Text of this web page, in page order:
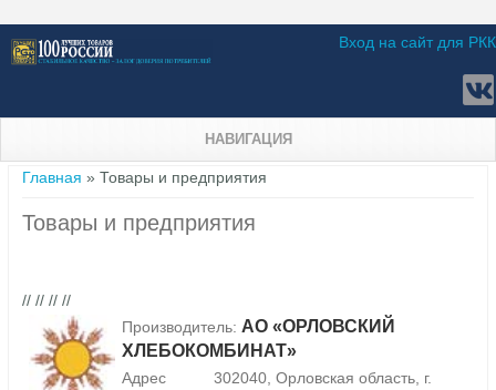
Вход на сайт для РКК
НАВИГАЦИЯ
Вы здесь
Главная » Товары и предприятия
Товары и предприятия
// // // //
Производитель: АО «ОРЛОВСКИЙ
ХЛЕБОКОМБИНАТ»
Адрес
302040, Орловская область, г.